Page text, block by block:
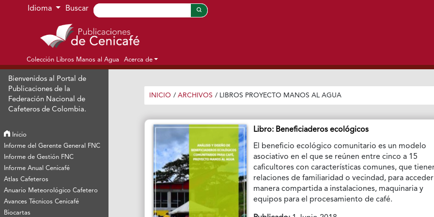
Ir al menú de navegación principal
Ir al contenido principal
Ir al pie de página del sitio
Idioma Buscar
Colección Libros Manos al Agua Acerca de
Bienvenidos al Portal de
Publicaciones de la
Federación Nacional de
Cafeteros de Colombia.
Inicio
Informe del Gerente General FNC
Informe de Gestión FNC
Informe Anual Cenicafé
Atlas Cafeteros
Anuario Meteorológico Cafetero
Avances Técnicos Cenicafé
Biocartas
INICIO / ARCHIVOS / LIBROS PROYECTO MANOS AL AGUA
Libro: Beneficiaderos ecológicos
El beneficio ecológico comunitario es un modelo
asociativo en el que se reúnen entre cinco a 15
caficultores con características comunes, que
relaciones de familiaridad o vecindad, para
manera compartida a instalaciones, maquinaria y
equipos para el procesamiento de café.